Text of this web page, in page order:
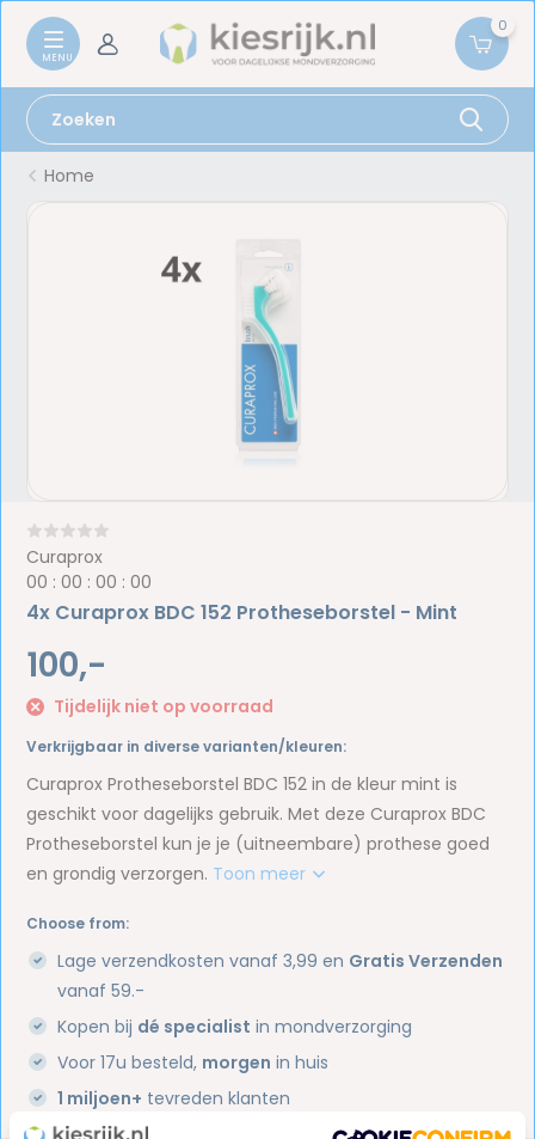
0
Home
Curaprox
00 :00 :00 :00
4x Curaprox BDC 152 Protheseborstel - Mint
100,-
Tijdelijk niet op voorraad
Verkrijgbaar in diverse varianten/kleuren:
Curaprox Protheseborstel BDC 152 in de kleur mint is
geschikt voor dagelijks gebruik. Met deze Curaprox BDC
Protheseborstel kun je je (uitneembare) prothese goed
en grondig verzorgen. Toon meer
Choose from:
Lage verzendkosten vanaf 3,99 en Gratis Verzenden
vanaf 59.-
Kopen bij dé specialist in mondverzorging
Voor 17u besteld, morgen in huis
1 miljoen+ tevreden klanten